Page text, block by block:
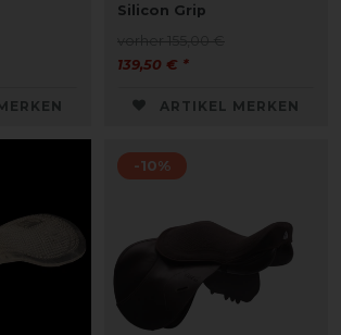
Silicon Grip
139,50 € *
ARTIKEL MERKEN
-10%